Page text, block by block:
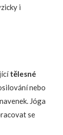
i
tělesné
nebo
Jóga
se